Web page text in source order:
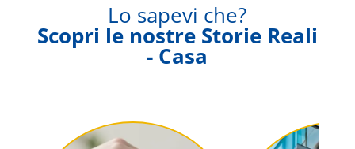
Lo sapevi che?
Scopri le nostre Storie Reali
- Casa